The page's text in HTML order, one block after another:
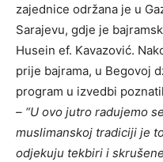
zajednice održana je u
Sarajevu, gdje je
Husein ef. Kavazović.
prije bajrama, u Begovoj
program u izvedbi
– “U ovo jutro radujemo
muslimanskoj tradiciji je
odjekuju tekbiri i